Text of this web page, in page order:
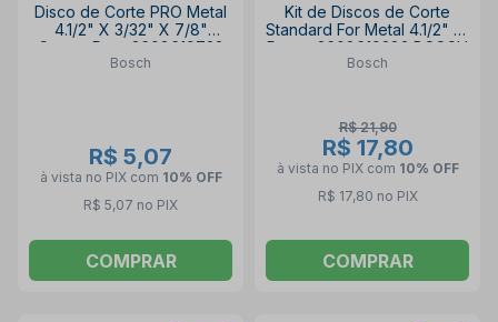
Disco de Corte PRO Metal
4.1/2" X 3/32" X 7/8"
Centro Reto 2608619738
BOSCH
Bosch
R$ 5,07
à vista no PIX com 10% OFF
R$ 5,07 no PIX
COMPRAR
Kit de Discos de Corte
Standard For Metal 4.1/2" 10
Peças 2608619383 BOSCH
Bosch
R$ 21,90
R$ 17,80
à vista no PIX com 10% OFF
R$ 17,80 no PIX
COMPRAR